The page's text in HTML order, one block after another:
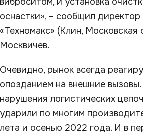
оснастки», – сообщил директор
«Техномакс» (Клин, Московская
Москвичев.
Очевидно, рынок всегда
опозданием на внешние вызовы.
нарушения логистических
ударили по многим
лета и осенью 2022 года. И в